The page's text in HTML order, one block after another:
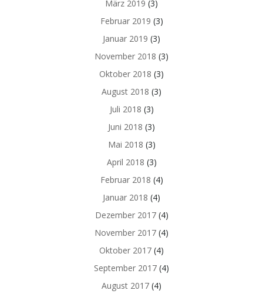
März 2019 (3)
Februar 2019 (3)
Januar 2019 (3)
November 2018 (3)
Oktober 2018 (3)
August 2018 (3)
Juli 2018 (3)
Juni 2018 (3)
Mai 2018 (3)
April 2018 (3)
Februar 2018 (4)
Januar 2018 (4)
Dezember 2017(4)
November 2017 (4)
Oktober 2017 (4)
September 2017 (4)
August 2017 (4)